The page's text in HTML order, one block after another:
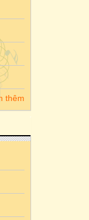
thêm